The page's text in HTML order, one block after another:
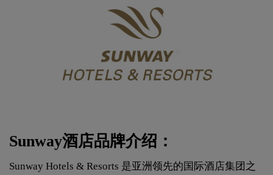
Sunway酒店品牌介绍：
Sunway Hotels & Resorts 是亚洲领先的国际酒店集团之